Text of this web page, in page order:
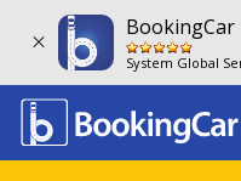
BookingCar
System Global